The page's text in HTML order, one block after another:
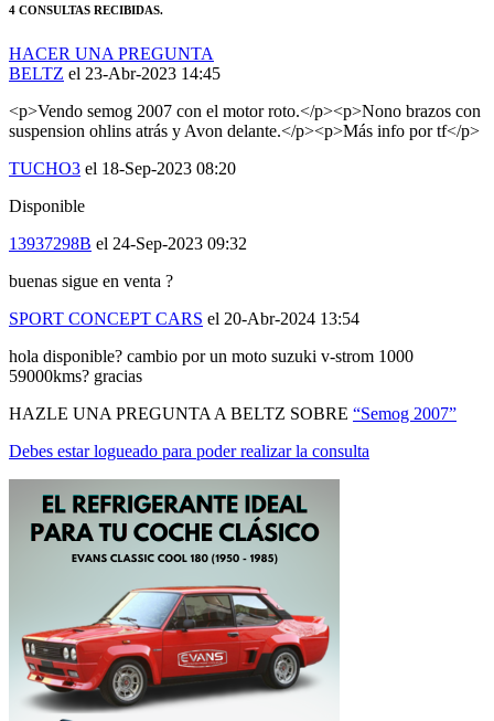
SPORT CONCEPT CARS
hola disponible? cambio por un moto suzuki v-strom 1000
59000kms? gracias
HAZLE UNA PREGUNTA A BELTZ SOBRE“Semog 2007”
MANTENTE AL DÍA DE NUESTRAS NOVEDADES:
ÚNETE